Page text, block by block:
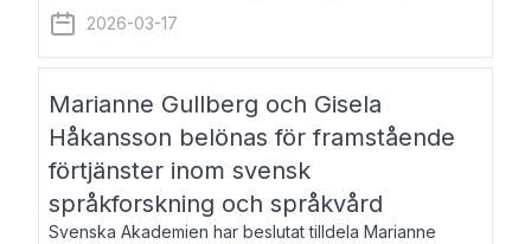
projektledare inom marknadsföring och författare och
utkom i fjol med boken Syndabocken.
2026-03-17
Marianne Gullberg och Gisela
Håkansson belönas för framstående
förtjänster inom svensk
språkforskning och språkvård
Svenska Akademien har beslutat tilldela Marianne